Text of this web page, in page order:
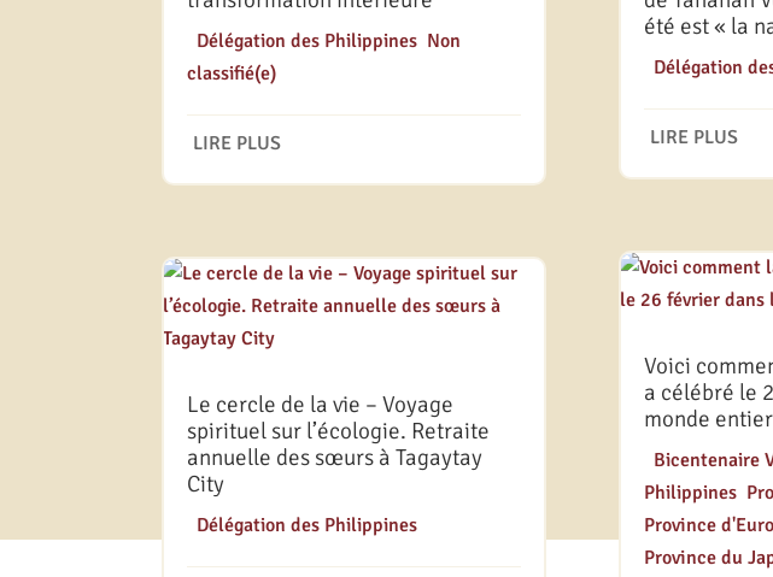
Délégation des Philippines Non
classifié(e)
LIRE PLUS
Le cercle de la vie – Voyage
spirituel sur l’écologie. Retraite
annuelle des sœurs à Tagaytay
City
Délégation des Philippines
été est « la
Délégation
LIRE PLUS
Voici
a célébré le
monde entier
Bicentenaire
Philippines,
Province
Province du